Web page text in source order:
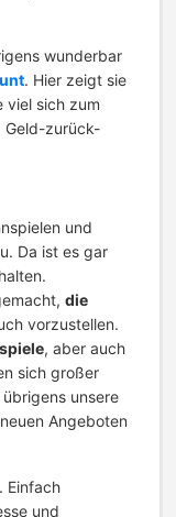
wunderbar
. Hier zeigt sie
viel sich zum
Geld-zurück-
und
Da ist es gar
die
vorzustellen.
, aber auch
sich großer
unsere
Angeboten
Einfach
und